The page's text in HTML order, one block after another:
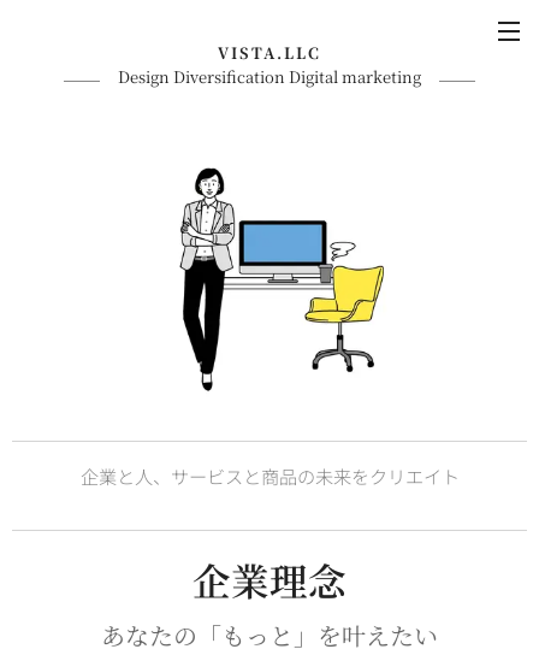
VISTA.LLC
Design Diversification Digital marketing
企業と人、サービスと商品の未来をクリエイト
企業理念
あなたの「もっと」を叶えたい